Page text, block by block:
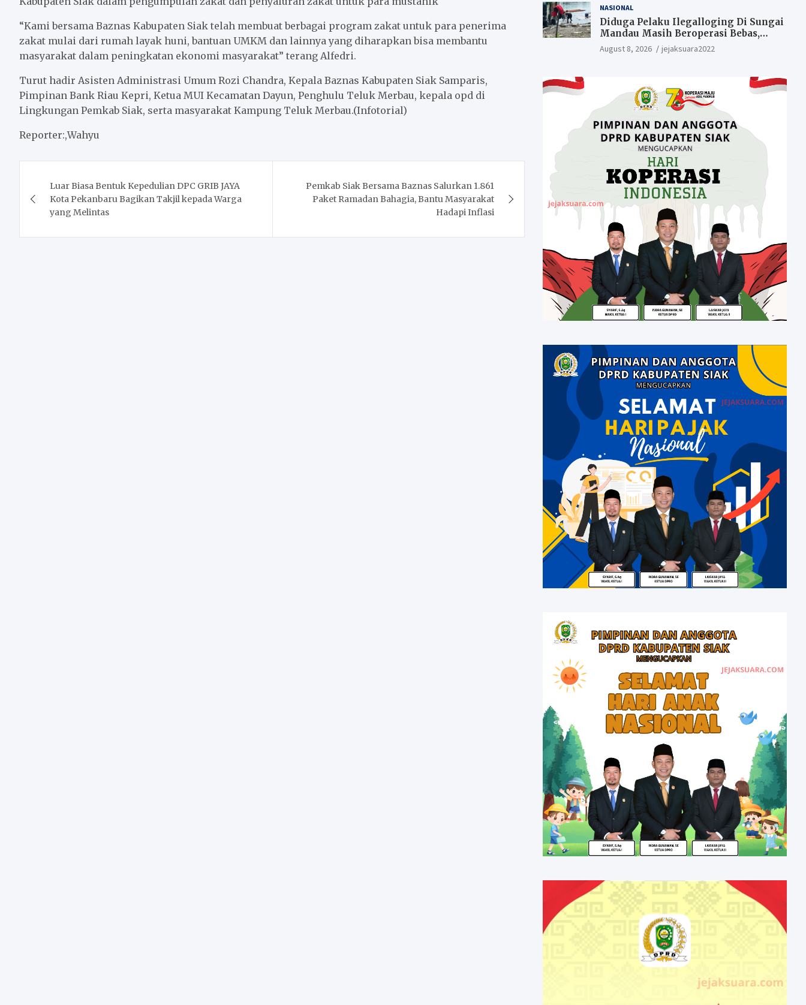
“Kami bersama Baznas Kabupaten Siak telah membuat berbagai program zakat untuk para penerima
zakat mulai dari rumah layak huni, bantuan UMKM dan lainnya yang diharapkan bisa membantu
masyarakat dalam peningkatan ekonomi masyarakat” terang Alfedri.
Turut hadir Asisten Administrasi Umum Rozi Chandra, Kepala Baznas Kabupaten Siak Samparis,
Pimpinan Bank Riau Kepri, Ketua MUI Kecamatan Dayun, Penghulu Teluk Merbau, kepala opd di
Lingkungan Pemkab Siak, serta masyarakat Kampung Teluk Merbau.(Infotorial)
Reporter:,Wahyu
navigation
Luar Biasa Bentuk Kepedulian DPC GRIB JAYA
Kota Pekanbaru Bagikan Takjil kepada Warga
yang Melintas
Pemkab Siak Bersama Baznas Salurkan 1.861
Paket Ramadan Bahagia, Bantu Masyarakat
Hadapi Inflasi
NASIONAL
Diduga Pelaku Ilegalloging Di Sungai
Mandau Masih Beroperasi Bebas,
Masyarakat Minta Aparat Penegak
Hukum Segera Tangkap Aktor Dan
August 8, 2026 jejaksuara2022